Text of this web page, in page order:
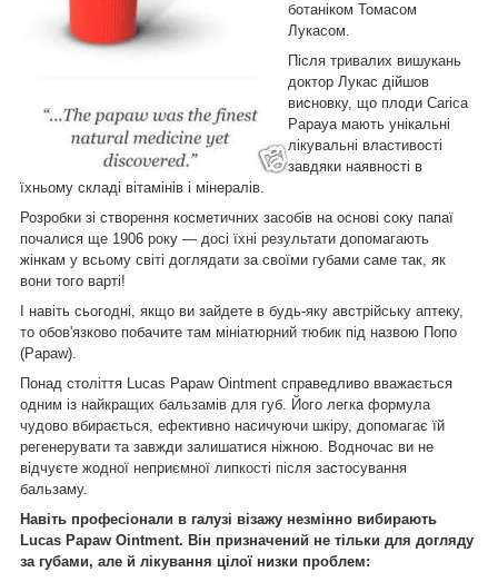
ботаніком Томасом
Лукасом.
Після тривалих вишукань
доктор Лукас дійшов
висновку, що плоди Carica
Papaya мають унікальні
лікувальні властивості
завдяки наявності в
їхньому складі вітамінів і мінералів.
Розробки зі створення косметичних засобів на основі соку папаї
почалися ще 1906 року — досі їхні результати допомагають
жінкам у всьому світі доглядати за своїми губами саме так, як
вони того варті!
І навіть сьогодні, якщо ви зайдете в будь-яку австрійську аптеку,
то обов'язково побачите там мініатюрний тюбик під назвою Попо
(Papaw).
Понад століття Lucas Papaw Ointment справедливо вважається
одним із найкращих бальзамів для губ. Його легка формула
чудово вбирається, ефективно насичуючи шкіру, допомагає їй
регенерувати та завжди залишатися ніжною. Водночас ви не
відчуєте жодної неприємної липкості після застосування
бальзаму.
Навіть професіонали в галузі візажу незмінно вибирають
Lucas Papaw Ointment. Він призначений не тільки для догляду
за губами, але й лікування цілої низки проблем: